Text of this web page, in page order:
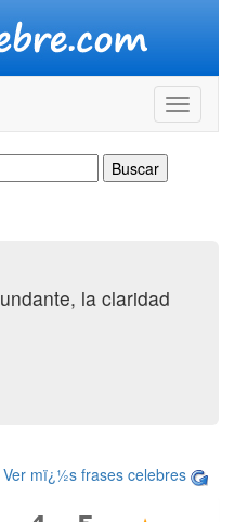
la claridad
Ver mï¿½s frases celebres